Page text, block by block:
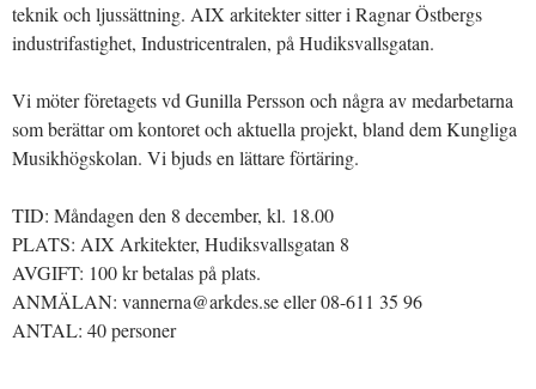
teknik och ljussättning. AIX arkitekter sitter i Ragnar Östbergs
industrifastighet, Industricentralen, på Hudiksvallsgatan.
Vi möter företagets vd Gunilla Persson och några av medarbetarna
som berättar om kontoret och aktuella projekt, bland dem Kungliga
Musikhögskolan. Vi bjuds en lättare förtäring.
TID: Måndagen den 8 december, kl. 18.00
PLATS: AIX Arkitekter, Hudiksvallsgatan 8
AVGIFT: 100 kr betalas på plats.
ANMÄLAN: vannerna@arkdes.se eller 08-611 35 96
ANTAL: 40 personer